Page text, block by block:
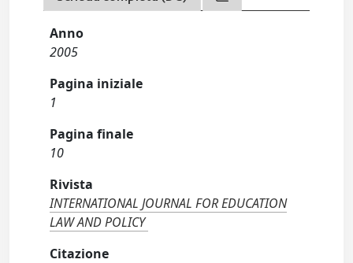
Anno
2005
Pagina iniziale
1
Pagina finale
10
Rivista
INTERNATIONAL JOURNAL FOR EDUCATION
LAW AND POLICY
Citazione